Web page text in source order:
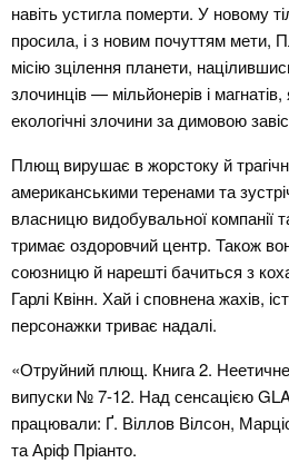
навіть устигла померти. У новому
просила, і з новим почуттям
місію зцілення планети,
злочинців — мільйонерів і
екологічні злочини за димовою
Плющ вирушає в жорстоку й
американськими теренами та
власницю видобувальної компанії
тримає оздоровчий центр. Також
союзницю й нарешті бачиться з
Гарлі Квінн. Хай і сповнена жахів,
персонажки триває надалі.
«Отруйний плющ. Книга 2.
випуски № 7-12. Над сенсацією
працювали: Ґ. Віллов Вілсон,
та Аріф Пріанто.